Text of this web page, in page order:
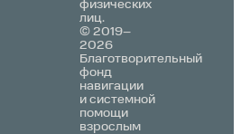
© 2019–
2026
Благотворительный
фонд
навигации
и системной
помощи
взрослым
физических
лиц.